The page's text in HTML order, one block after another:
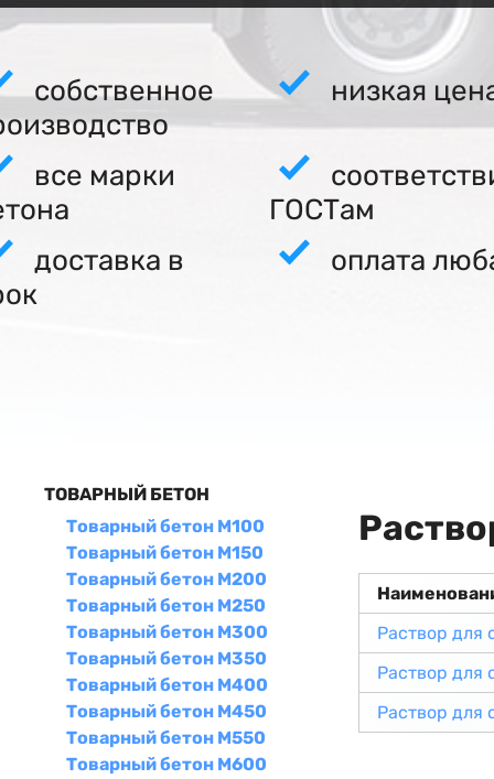
собственное
низкая
все марки
ГОСТам
доставка в
оплата
ТОВАРНЫЙ БЕТОН
Товарный бетон М100
Товарный бетон М150
Товарный бетон М200
Товарный бетон М250
Товарный бетон М300
Товарный бетон М350
Товарный бетон М400
Товарный бетон М450
Товарный бетон М550
Товарный бетон М600
Раствор для
Раствор для
Раствор для